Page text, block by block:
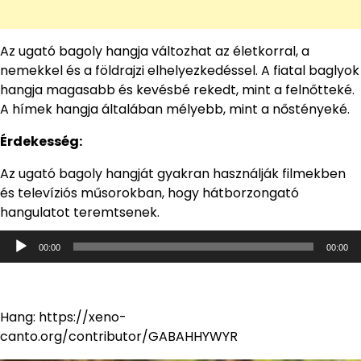
Az ugató bagoly hangja változhat az életkorral, a
nemekkel és a földrajzi elhelyezkedéssel. A fiatal baglyok
hangja magasabb és kevésbé rekedt, mint a felnőtteké.
A hímek hangja általában mélyebb, mint a nőstényeké.
Érdekesség:
Az ugató bagoly hangját gyakran használják filmekben
és televíziós műsorokban, hogy hátborzongató
hangulatot teremtsenek.
Audió
lejátszó
00:00 00:00
Hang: https://xeno-
canto.org/contributor/GABAHHYWYR